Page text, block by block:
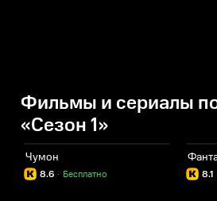
Фильмы и сериалы
«Сезон 1»
Чумон
8.6 Бесплатно
· 8.1